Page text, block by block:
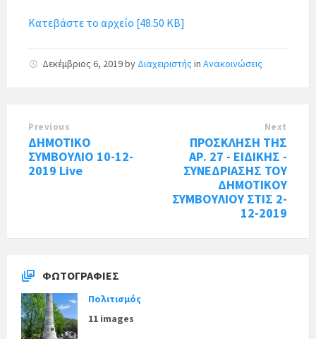
Κατεβάστε το αρχείο [48.50 KB]
Δεκέμβριος 6, 2019by Διαχειριστής in Ανακοινώσεις
Previous
ΔΗΜΟΤΙΚΟ
ΣΥΜΒΟΥΛΙΟ 10-12-
2019 Live
Next
ΠΡΟΣΚΛΗΣΗ ΤΗΣ
ΑΡ. 27 - ΕΙΔΙΚΗΣ -
ΣΥΝΕΔΡΙΑΣΗΣ ΤΟΥ
ΔΗΜΟΤΙΚΟΥ
ΣΥΜΒΟΥΛΙΟΥ ΣΤΙΣ 2-
12-2019
ΦΩΤΟΓΡΑΦΊΕΣ
Πολιτισμός
11 images